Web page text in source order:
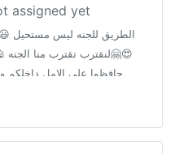
assigned yet
الطريق للجنه ليس مستحيل
😍🤗لنقترب تقترب منا
حافظوا على الامل
الظن- بالله اتمسكوا بالقرآن